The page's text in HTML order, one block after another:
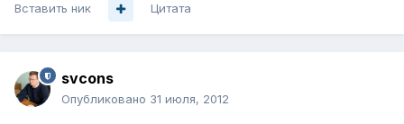
Вставить ник Цитата
svcons
Опубликовано 31 июля, 2012